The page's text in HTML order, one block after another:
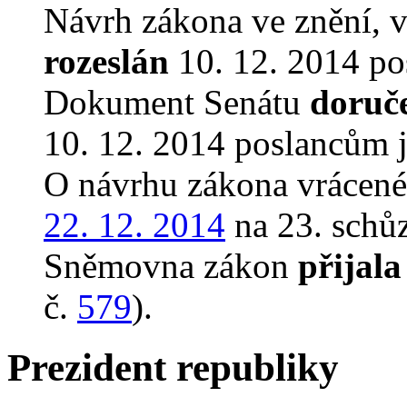
Návrh zákona ve znění,
rozeslán 10. 12. 2014
Dokument Senátu
10. 12. 2014
O návrhu zákona
22. 12. 2014 na 23.
Sněmovna zákon přijala
č. 579).
Prezident republiky